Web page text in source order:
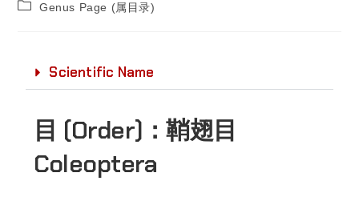
Genus Page (属目录)
Scientific Name
目 (Order)：鞘翅目
Coleoptera